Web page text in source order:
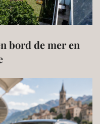
bord de mer en